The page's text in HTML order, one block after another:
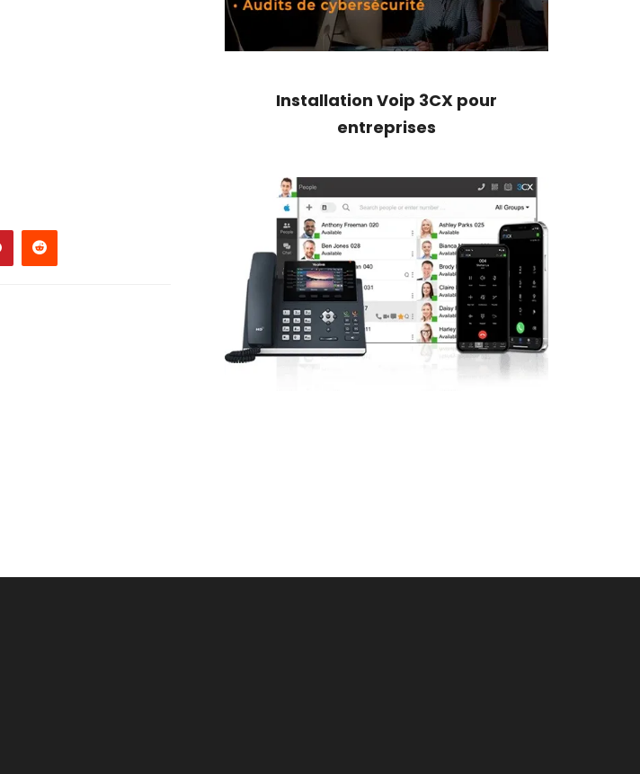
Installation Voip 3CX pour
entreprises